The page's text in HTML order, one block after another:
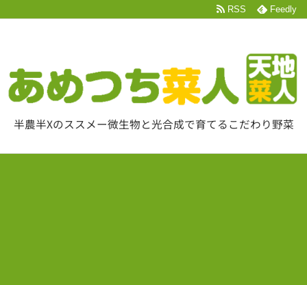
半農半Xのススメー微生物と光合成で育てるこだわり野菜
RSS Feedly